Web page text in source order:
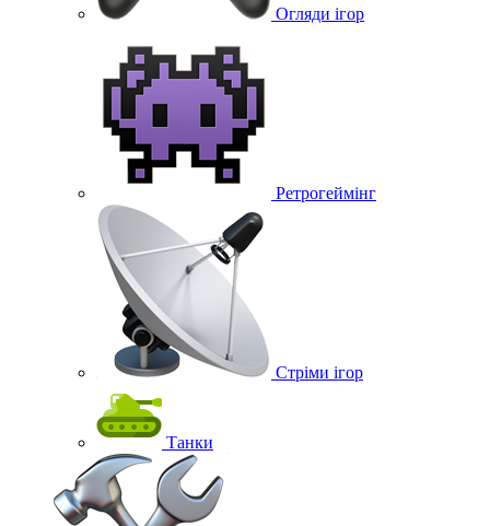
Огляди ігор
Ретрогеймінг
Стріми ігор
Танки